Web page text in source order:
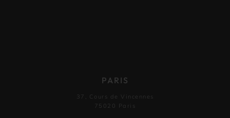
PARIS
37, Cours de Vincennes
75020 Paris